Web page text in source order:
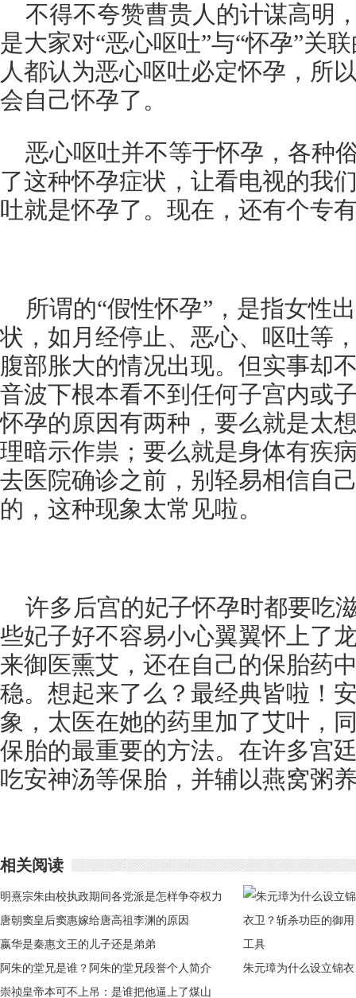
不得不夸赞曹贵人的计谋高明
是大家对“恶心呕吐”与“怀孕”关
人都认为恶心呕吐必定怀孕，所
会自己怀孕了。
恶心呕吐并不等于怀孕，各种
了这种怀孕症状，让看电视的我
吐就是怀孕了。现在，还有个专
所谓的“假性怀孕”，是指女性
状，如月经停止、恶心、呕吐等
腹部胀大的情况出现。但实事却
音波下根本看不到任何子宫内或
怀孕的原因有两种，要么就是太
理暗示作祟；要么就是身体有疾
去医院确诊之前，别轻易相信自
的，这种现象太常见啦。
许多后宫的妃子怀孕时都要吃
些妃子好不容易小心翼翼怀上了
来御医熏艾，还在自己的保胎药
稳。想起来了么？最经典皆啦！
象，太医在她的药里加了艾叶，
保胎的最重要的方法。在许多宫
吃安神汤等保胎，并辅以燕窝粥
相关阅读
明熹宗朱由校执政期间各党派是怎样争夺权力
的
唐朝窦皇后窦惠嫁给唐高祖李渊的原因
嬴华是秦惠文王的儿子还是弟弟
阿朱的堂兄是谁？阿朱的堂兄段誉个人简介
崇祯皇帝本可不上吊：是谁把他逼上了煤山
朱元璋为什么设立锦衣